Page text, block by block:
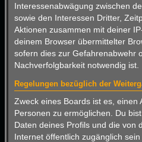
Interessenabwägung zwischen
sowie den Interessen Dritter,
Aktionen zusammen mit deiner
deinem Browser übermittelter
sofern dies zur Gefahrenabwehr
Nachverfolgbarkeit notwendig ist.
Regelungen bezüglich der
Zweck eines Boards ist es, einen
Personen zu ermöglichen. Du
Daten deines Profils und die von
Internet öffentlich zugänglich